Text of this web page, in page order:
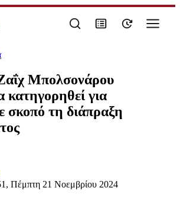
Μπολσονάρου
κατηγορηθεί για
σκοπό τη διάπραξη
Πέμπτη 21 Νοεμβρίου 2024